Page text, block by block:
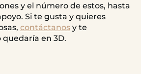
y el número de estos, hasta
Si te gusta y quieres
contáctanosy te
en 3D.